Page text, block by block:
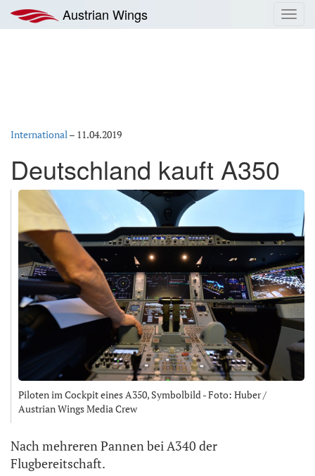
Inhalt
springen
Austrian Wings
International– 11.04.2019
Deutschland kauft A350
Piloten im Cockpit eines A350, Symbolbild - Foto: Huber /
Austrian Wings Media Crew
Nach mehreren Pannen bei A340 der
Flugbereitschaft.